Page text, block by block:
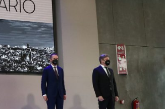
Institut d’Estudis Estratègics
Organizaciones sectoriales
Sociedad Barcelonesa de
Económicos y Sociales
Organizaciones territoriales
Conoce más